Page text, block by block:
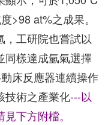
>98 at%之成果。
，工研院也嘗試以
同樣達成氫氣選擇
床反應器連續操作
技術之產業化---以
下方附檔。